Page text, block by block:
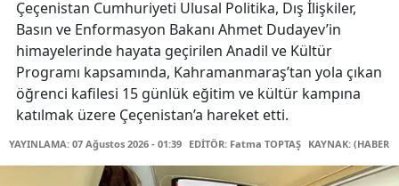
Çeçenistan Cumhuriyeti Ulusal Politika, Dış İlişkiler,
Basın ve Enformasyon Bakanı Ahmet Dudayev’in
himayelerinde hayata geçirilen Anadil ve Kültür
Programı kapsamında, Kahramanmaraş’tan yola çıkan
öğrenci kafilesi 15 günlük eğitim ve kültür kampına
katılmak üzere Çeçenistan’a hareket etti.
YAYINLAMA: 07 Ağustos 2026 - 01:39 EDİTÖR: Fatma TOPTAŞ KAYNAK: (HABER